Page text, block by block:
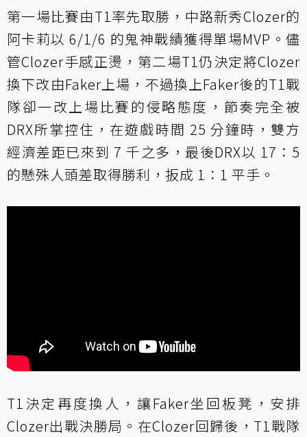
第一場比賽由T1率先取勝，中路新秀Clozer的
阿卡莉以 6/1/6 的鬼神戰績獲得單場MVP。儘
管Clozer手感正燙，第二場T1仍決定將Clozer
換下改由Faker上場，不過換上Faker後的T1戰
隊卻一改上場比賽的侵略態度，節奏完全被
DRX所掌控住，在遊戲時間 25 分鐘時，雙方
經濟差距已來到 7 千之多，最後DRX以 17：5
的懸殊人頭差取得勝利，扳成 1：1 平手。
T1決定再度換人，讓Faker坐回板凳，安排
Clozer出戰決勝局。在Clozer回歸後，T1戰隊